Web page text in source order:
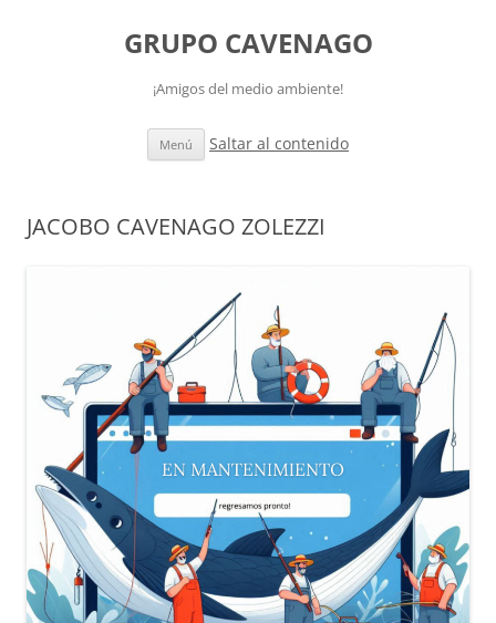
GRUPO CAVENAGO
¡Amigos del medio ambiente!
Menú Saltar al contenido
JACOBO CAVENAGO ZOLEZZI